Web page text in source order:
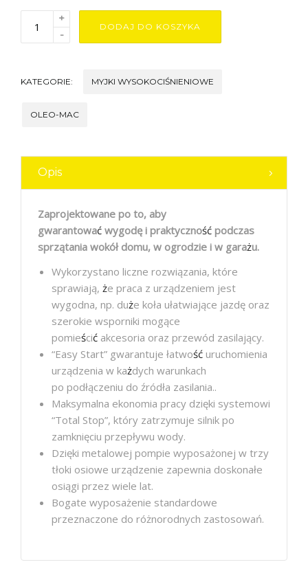
+
-
DODAJ DO KOSZYKA
KATEGORIE: MYJKI WYSOKOCIŚNIENIOWE
OLEO-MAC
Opis
Zaprojektowane po to, aby
gwarantować wygodę i praktyczność podczas
sprzątania wokół domu, w ogrodzie i w garażu.
Wykorzystano liczne rozwiązania, które
sprawiają, że praca z urządzeniem jest
wygodna, np. duże koła ułatwiające jazdę oraz
szerokie wsporniki mogące
pomieścić akcesoria oraz przewód zasilający.
“Easy Start” gwarantuje łatwość uruchomienia
urządzenia w każdych warunkach
po podłączeniu do źródła zasilania..
Maksymalna ekonomia pracy dzięki systemowi
“Total Stop”, który zatrzymuje silnik po
zamknięciu przepływu wody.
Dzięki metalowej pompie wyposażonej w trzy
tłoki osiowe urządzenie zapewnia doskonałe
osiągi przez wiele lat.
Bogate wyposażenie standardowe
przeznaczone do różnorodnych zastosowań.